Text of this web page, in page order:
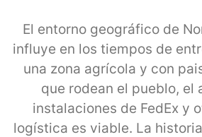
El entorno geográfico de
influye en los tiempos de
una zona agrícola y con
que rodean el pueblo, el
instalaciones de FedEx y
logística es viable. La